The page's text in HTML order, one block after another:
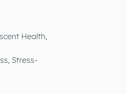
Health,
Stress-